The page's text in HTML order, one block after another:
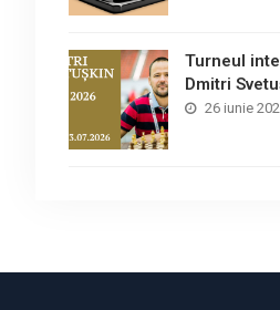
Turneul
Dmitri
26 iunie